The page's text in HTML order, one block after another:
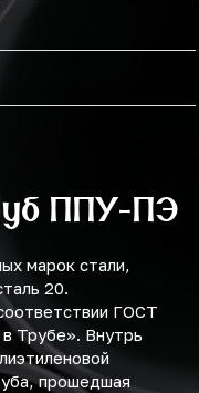
ППУ-ПЭ
марок стали,
20.
ГОСТ
Трубе». Внутрь
прошедшая